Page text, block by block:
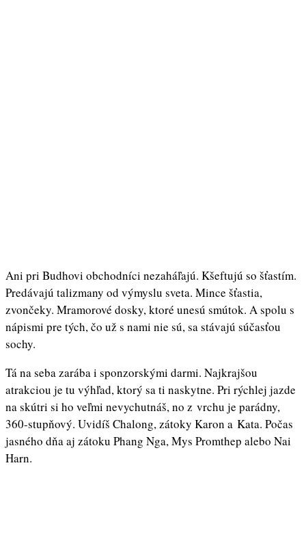
Ani pri Budhovi obchodníci nezaháľajú. Kšeftujú so šťastím.
Predávajú talizmany od výmyslu sveta. Mince šťastia,
zvončeky. Mramorové dosky, ktoré unesú smútok. A spolu s
nápismi pre tých, čo už s nami nie sú, sa stávajú súčasťou
sochy.
Tá na seba zarába i sponzorskými darmi. Najkrajšou
atrakciou je tu výhľad, ktorý sa ti naskytne. Pri rýchlej jazde
na skútri si ho veľmi nevychutnáš, no z vrchu je parádny,
360-stupňový. Uvidíš Chalong, zátoky Karon a Kata. Počas
jasného dňa aj zátoku Phang Nga, Mys Promthep alebo Nai
Harn.